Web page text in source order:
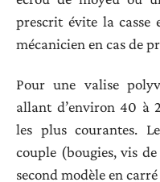
prescrit évite la casse
mécanicien en cas de
Pour une valise
allant d’environ 40 à
les plus courantes.
couple (bougies, vis
second modèle en